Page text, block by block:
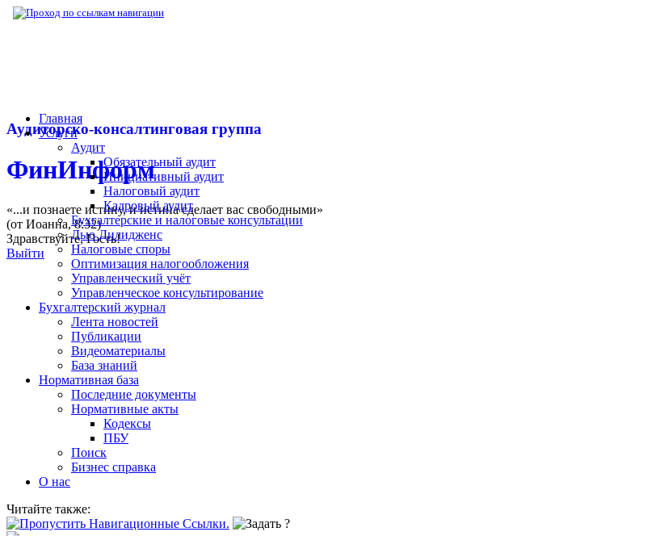
Аудиторско-консалтинговая группа
ФинИнформ
«...и познаете истину, и истина сделает вас свободными»
(от Иоанна, 8:32)
Здравствуйте,Гость!
Выйти
Главная
Услуги
Аудит
Обязательный аудит
Инициативный аудит
Налоговый аудит
Кадровый аудит
Бухгалтерские и налоговые консультации
Дью Дилидженс
Налоговые споры
Оптимизация налогообложения
Управленческий учёт
Управленческое консультирование
Бухгалтерский журнал
Лента новостей
Публикации
Видеоматериалы
База знаний
Нормативная база
Последние документы
Нормативные акты
Кодексы
ПБУ
Поиск
Бизнес справка
О нас
Читайте также: